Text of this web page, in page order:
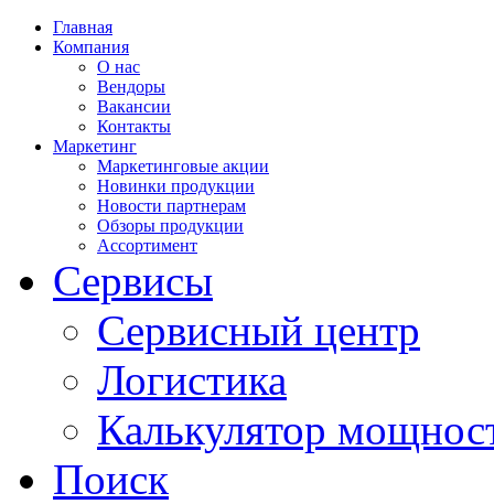
Главная
Компания
О нас
Вендоры
Вакансии
Контакты
Маркетинг
Маркетинговые акции
Новинки продукции
Новости партнерам
Обзоры продукции
Ассортимент
Сервисы
Сервисный центр
Логистика
Калькулятор
Поиск